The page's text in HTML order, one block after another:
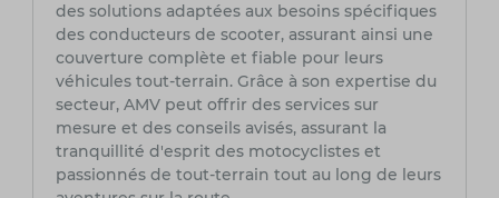
des solutions adaptées aux besoins spécifiques
des conducteurs de scooter, assurant ainsi une
couverture complète et fiable pour leurs
véhicules tout-terrain. Grâce à son expertise du
secteur, AMV peut offrir des services sur
mesure et des conseils avisés, assurant la
tranquillité d'esprit des motocyclistes et
passionnés de tout-terrain tout au long de leurs